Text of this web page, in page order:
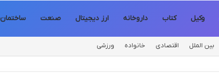
وکیل کتاب داروخانه ارز دیجیتال صنعت ساختمان
بین الملل اقتصادی خانواده ورزشی